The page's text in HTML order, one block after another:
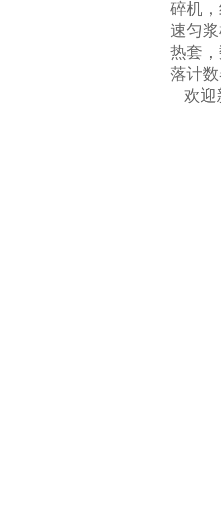
碎机
速匀
热套
落计
欢迎